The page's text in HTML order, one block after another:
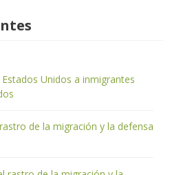
Unidos a inmigrantes
de la migración y la defensa